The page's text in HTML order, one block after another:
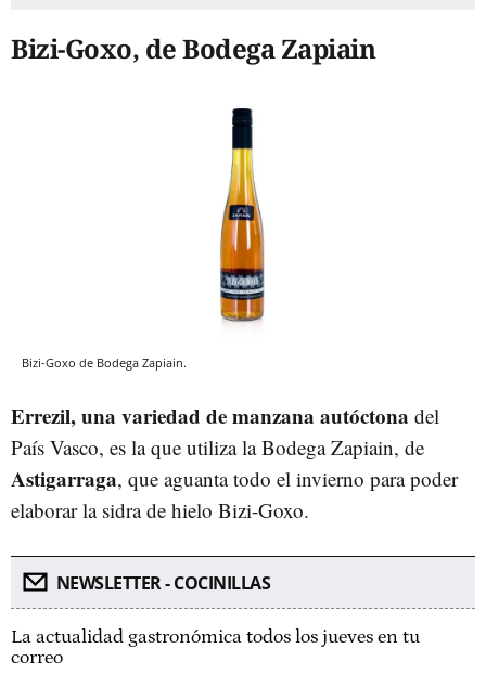
Bizi-Goxo, de Bodega Zapiain
Bizi-Goxo de Bodega Zapiain.
Errezil, una variedad de manzana autóctona del
País Vasco, es la que utiliza la Bodega Zapiain, de
Astigarraga, que aguanta todo el invierno para poder
elaborar la sidra de hielo Bizi-Goxo.
NEWSLETTER - COCINILLAS
La actualidad gastronómica todos los jueves en tu
correo